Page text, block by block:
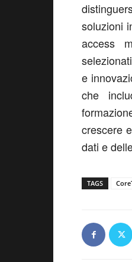
soluzioni
access
e
che
crescere
dati e
TAGS